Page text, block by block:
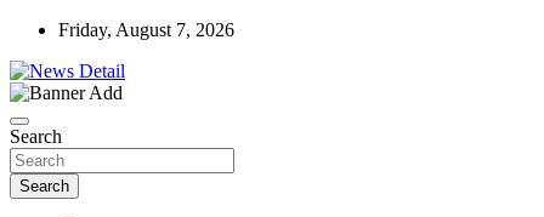
Skip
content
Friday, August 7, 2026
News Detail
Search
Search